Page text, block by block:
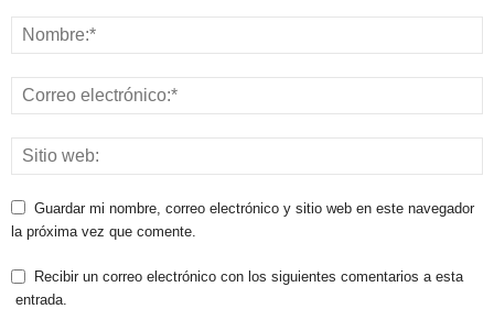
Guardar mi nombre, correo electrónico y sitio web en este navegador
la próxima vez que comente.
Recibir un correo electrónico con los siguientes comentarios a esta
entrada.